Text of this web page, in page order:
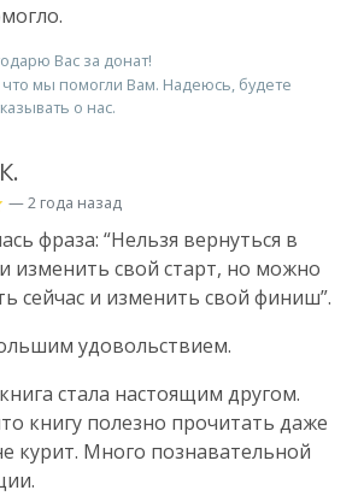
Вас за донат!
что мы помогли Вам. Надеюсь, будете
о нас.
— 2 года назад
фраза: “Нельзя вернуться в
изменить свой старт, но можно
сейчас и изменить свой финиш”.
удовольствием.
стала настоящим другом.
книгу полезно прочитать даже
курит. Много познавательной